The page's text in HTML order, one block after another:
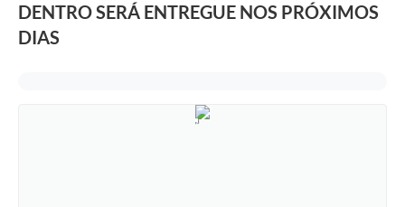
Leis Municipais
DENTRO SERÁ ENTREGUE NOS PRÓXIMOS
DIAS